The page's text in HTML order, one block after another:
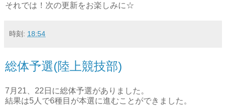
それでは！次の更新をお楽しみに☆
時刻: 18:54
総体予選(陸上競技部)
7月21、22日に総体予選がありました。
結果は5人で6種目が本選に進むことができました。